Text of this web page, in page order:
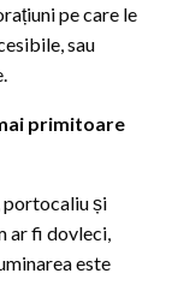
pe care le
sau
primitoare
portocaliu și
ar fi dovleci,
este